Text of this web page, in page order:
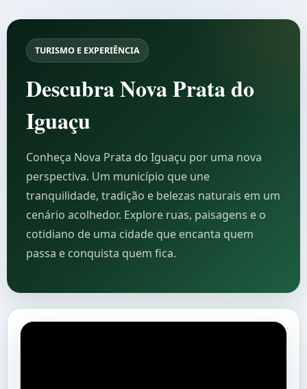
TURISMO E EXPERIÊNCIA
Descubra Nova Prata do
Iguaçu
Conheça Nova Prata do Iguaçu por uma nova
perspectiva. Um município que une
tranquilidade, tradição e belezas naturais em um
cenário acolhedor. Explore ruas, paisagens e o
cotidiano de uma cidade que encanta quem
passa e conquista quem fica.